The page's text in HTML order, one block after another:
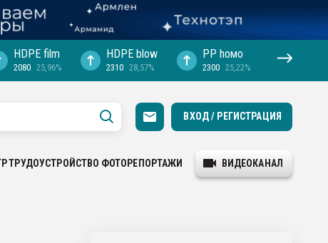
HDPE film
2080 25,96%
HDPE blow
2310 28,57%
PP hомо
2300 25,22%
ВХОД / РЕГИСТРАЦИЯ
ТРУДОУСТРОЙСТВО ФОТОРЕПОРТАЖИ ВИДЕОКАНАЛ